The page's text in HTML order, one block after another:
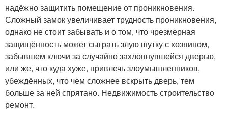
надёжно защитить помещение от проникновения.
Сложный замок увеличивает трудность проникновения,
однако не стоит забывать и о том, что чрезмерная
защищённость может сыграть злую шутку с хозяином,
забывшем ключи за случайно захлопнувшейся дверью,
или же, что куда хуже, привлечь злоумышленников,
убеждённых, что чем сложнее вскрыть дверь, тем
больше за ней спрятано. Недвижимость строительство
ремонт.